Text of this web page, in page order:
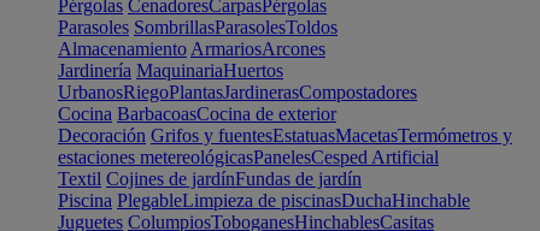
Pérgolas CenadoresCarpasPérgolas
Parasoles SombrillasParasolesToldos
Almacenamiento ArmariosArcones
Jardinería MaquinariaHuertos
UrbanosRiegoPlantasJardinerasCompostadores
Cocina BarbacoasCocina de exterior
Decoración Grifos y fuentesEstatuasMacetasTermómetros y
estaciones metereológicasPanelesCesped Artificial
Textil Cojines de jardínFundas de jardín
Piscina PlegableLimpieza de piscinasDuchaHinchable
Juguetes ColumpiosToboganesHinchablesCasitas